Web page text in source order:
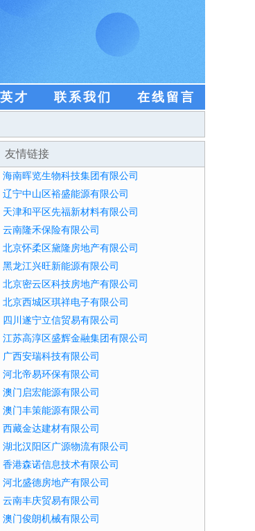
才 联系我们 在线留言
友情链接
海南晖览生物科技集团有限公司
辽宁中山区裕盛能源有限公司
天津和平区先福新材料有限公司
云南隆禾保险有限公司
北京怀柔区黛隆房地产有限公司
黑龙江兴旺新能源有限公司
北京密云区科技房地产有限公司
北京西城区琪祥电子有限公司
四川遂宁立信贸易有限公司
江苏高淳区盛辉金融集团有限公司
广西安瑞科技有限公司
河北帝易环保有限公司
澳门启宏能源有限公司
澳门丰策能源有限公司
西藏金达建材有限公司
湖北汉阳区广源物流有限公司
香港森诺信息技术有限公司
河北盛德房地产有限公司
云南丰庆贸易有限公司
澳门俊朗机械有限公司